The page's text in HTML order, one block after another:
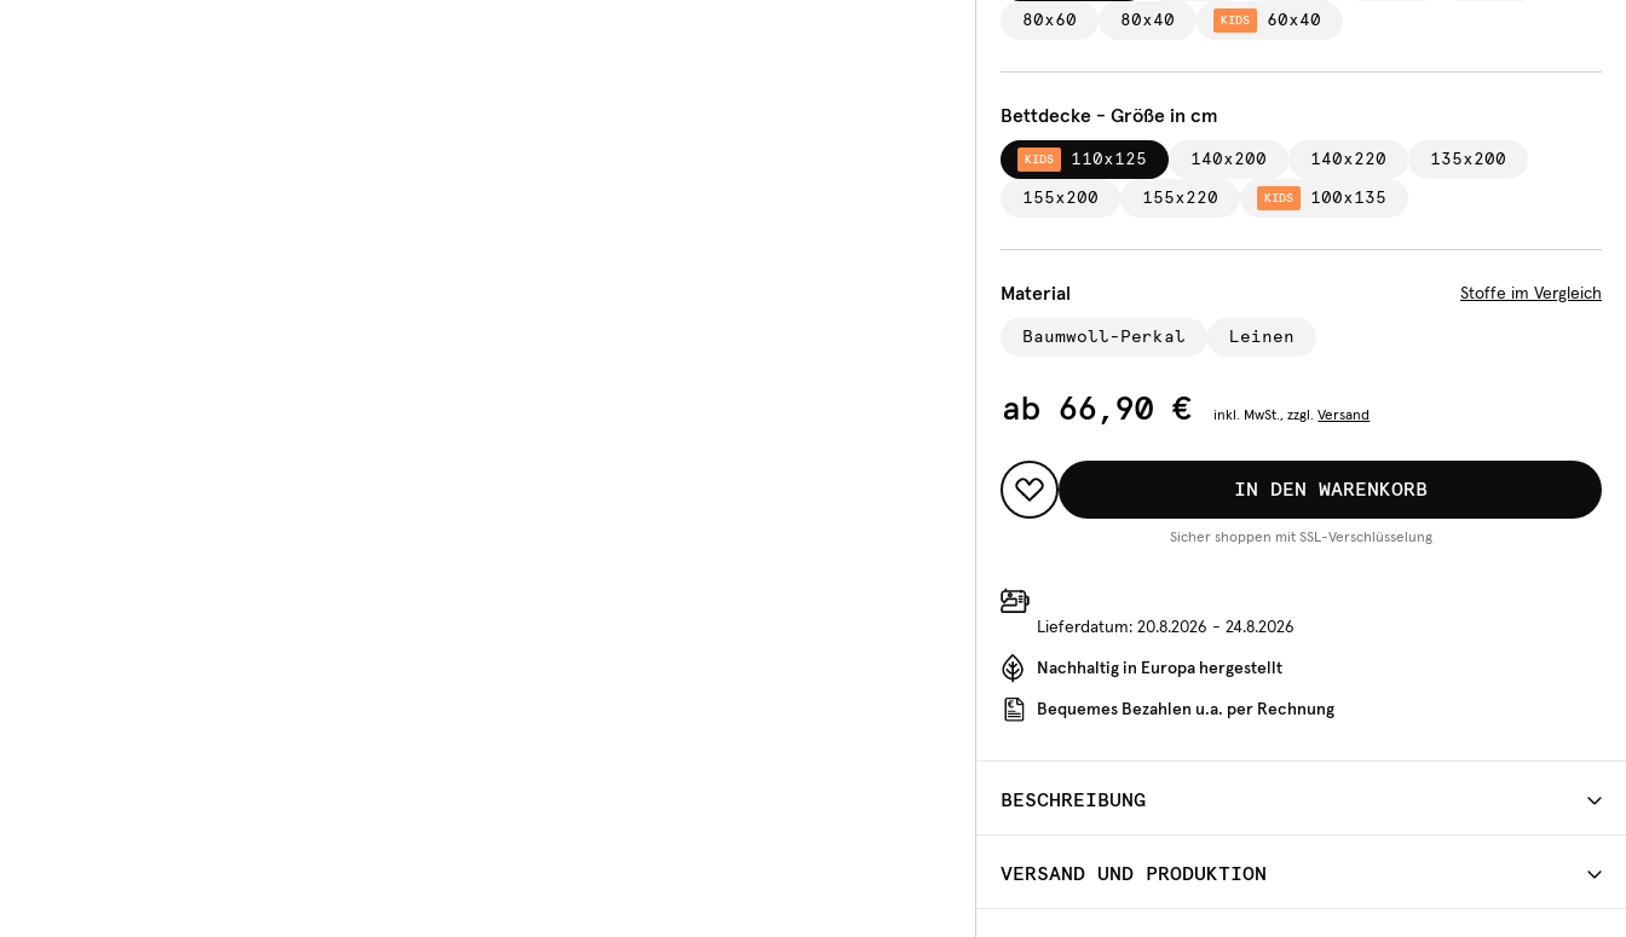
80x60 80x40 KIDS 60x40
Bettdecke - Größe in cm
KIDS 110x125 140x200 140x220 135x200
155x200 155x220 KIDS 100x135
Material Stoffe im Vergleich
Baumwoll-Perkal Leinen
ab 66,90 € inkl. MwSt., zzgl. Versand
IN DEN WARENKORB
Sicher shoppen mit SSL-Verschlüsselung
Lieferdatum: 20.8.2026 - 24.8.2026
Nachhaltig in Europa hergestellt
Bequemes Bezahlen u.a. per Rechnung
BESCHREIBUNG
VERSAND UND PRODUKTION